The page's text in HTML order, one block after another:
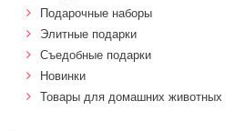
Подарочные наборы
Элитные подарки
Cъедобные подарки
Новинки
Товары для домашних животных